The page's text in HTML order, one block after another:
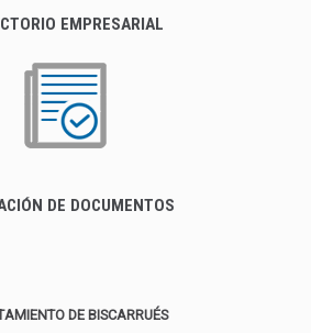
EMPRESARIAL
DE DOCUMENTOS
DE BISCARRUÉS